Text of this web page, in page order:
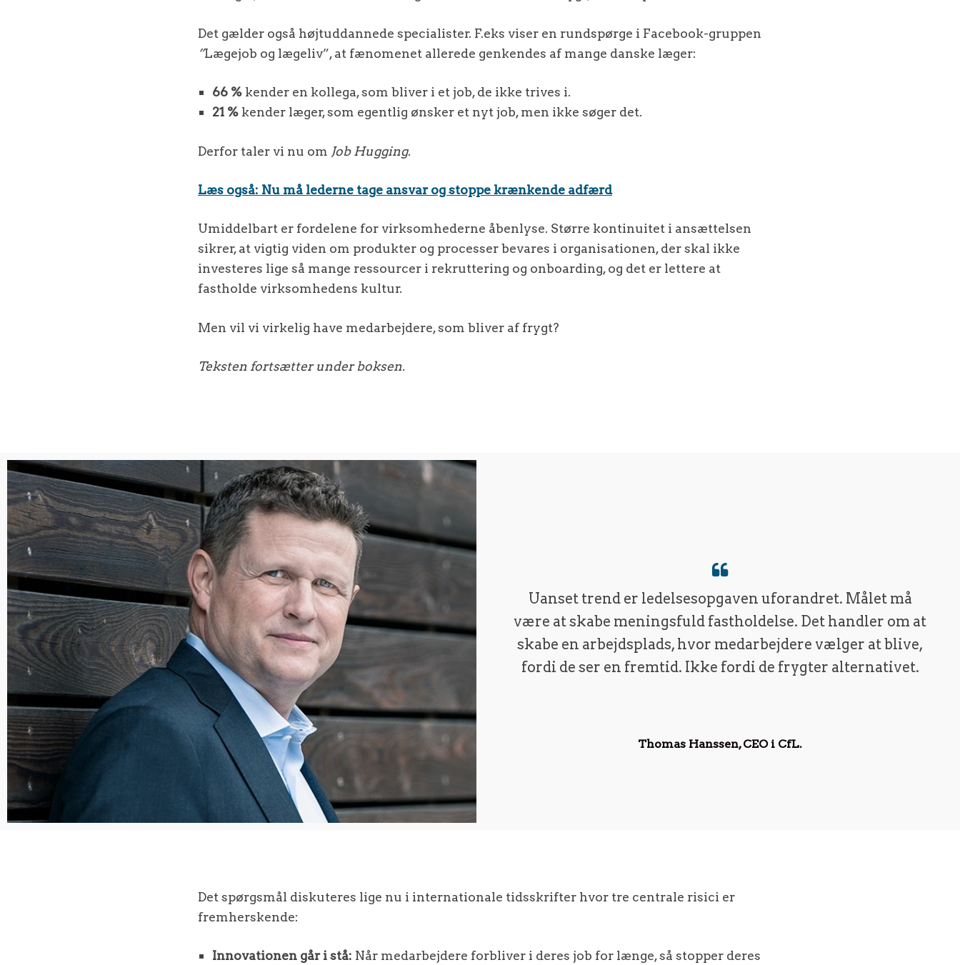
Det gælder også højtuddannede specialister. F.eks viser en rundspørge i Facebook-gruppen
”Lægejob og lægeliv”, at fænomenet allerede genkendes af mange danske læger:
66 % kender en kollega, som bliver i et job, de ikke trives i.
21 % kender læger, som egentlig ønsker et nyt job, men ikke søger det.
Derfor taler vi nu om Job Hugging.
Læs også: Nu må lederne tage ansvar og stoppe krænkende adfærd
Umiddelbart er fordelene for virksomhederne åbenlyse. Større kontinuitet i ansættelsen
sikrer, at vigtig viden om produkter og processer bevares i organisationen, der skal ikke
investeres lige så mange ressourcer i rekruttering og onboarding, og det er lettere at
fastholde virksomhedens kultur.
Men vil vi virkelig have medarbejdere, som bliver af frygt?
Teksten fortsætter under boksen.
Uanset trend er ledelsesopgaven uforandret. Målet må
være at skabe meningsfuld fastholdelse. Det handler om at
skabe en arbejdsplads, hvor medarbejdere vælger at blive,
fordi de ser en fremtid. Ikke fordi de frygter alternativet.
Thomas Hanssen, CEO i CfL.
Det spørgsmål diskuteres lige nu i internationale tidsskrifter hvor tre centrale risici er
fremherskende:
Innovationen går i stå: Når medarbejdere forbliver i deres job for længe, så stopper deres